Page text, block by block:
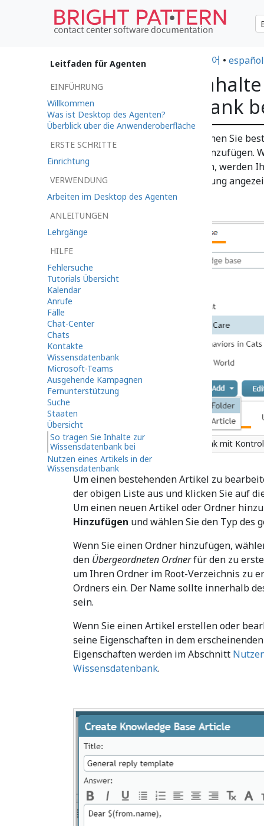
•日本語 •العربية• 한국어 • español
So tragen Sie
Wissensdatenbank
Je nach Ihrer Qualifikation können Sie
bearbeiten und neue Artikel hinzufügen.
Wissensdatenbank beizutragen, werden
WissenKontrollen zur Bearbeitung
Wissensdatenbank mit
Um einen bestehenden Artikel zu
der obigen Liste aus und klicken Sie auf
Um einen neuen Artikel oder Ordner
Hinzufügen und wählen Sie den Typ des
Wenn Sie einen Ordner hinzufügen,
den Übergeordneten Ordnerfür den zu
um Ihren Ordner im Root-Verzeichnis zu
Ordners ein. Der Name sollte innerhalb
sein.
Wenn Sie einen Artikel erstellen oder
seine Eigenschaften in dem
Eigenschaften werden im Abschnitt
Wissensdatenbank.
Leitfaden für Agenten
EINFÜHRUNG
Willkommen
Was ist Desktop des Agenten?
Überblick über die Anwenderoberfläche
ERSTE SCHRITTE
Einrichtung
VERWENDUNG
Arbeiten im Desktop des Agenten
ANLEITUNGEN
Lehrgänge
HILFE
Fehlersuche
Tutorials Übersicht
Kalendar
Anrufe
Fälle
Chat-Center
Chats
Kontakte
Wissensdatenbank
Microsoft-Teams
Ausgehende Kampagnen
Fernunterstützung
Suche
Staaten
Übersicht
So tragen Sie Inhalte zur
Wissensdatenbank bei
Nutzen eines Artikels in der
Wissensdatenbank